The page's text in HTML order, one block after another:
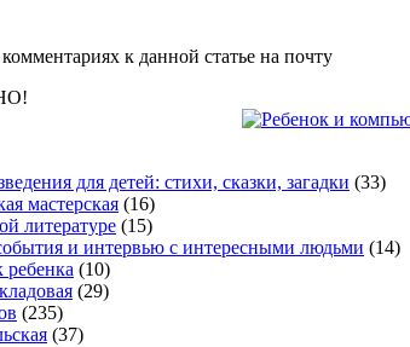
к данной статье на почту
для детей: стихи, сказки, загадки (33)
мастерская (16)
литературе (15)
и интервью с интересными людьми (14)
(10)
(29)
(235)
(37)